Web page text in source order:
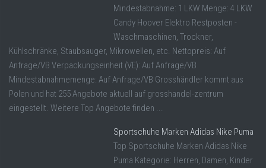
Mindestabnahme: 1 LKW Menge: 4 LKW
Candy Hoover Elektro Restposten -
Waschmaschinen, Trockner,
Kühlschränke, Staubsauger, Mikrowellen, etc. Nettopreis: Auf
Anfrage/VB Verpackungseinheit (VE): Auf Anfrage/VB
Mindestabnahmemenge: Auf Anfrage/VB Grosshändler kommt aus
Polen und hat 255 Angebote aktuell auf grosshandel-zentrum
eingestellt. Weitere Top Angebote finden ...
Sportschuhe Marken Adidas Nike Puma
Top Sportschuhe Marken Adidas Nike
Puma Kategorie: Herren, Damen, Kinder